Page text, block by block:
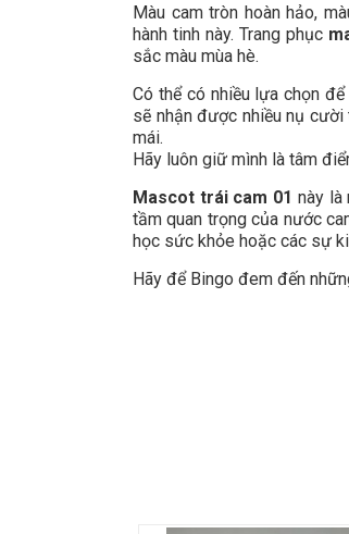
Màu cam tròn hoàn hảo,
hành tinh này. Trang phục
sắc màu mùa hè.
Có thể có nhiều lựa chọn
sẽ nhận được nhiều nụ
mái.
Hãy luôn giữ mình là tâm
Mascot trái cam 01 này là
tầm quan trọng của nước
học sức khỏe hoặc các sự
Hãy để Bingo đem đến